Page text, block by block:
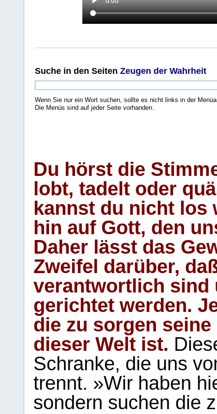
Suche in den Seiten Zeugen der Wahrheit
Wenn Sie nur ein Wort suchen, sollte es nicht links in der
Die Menüs sind auf jeder Seite vorhanden..
Du hörst die
lobt, tadelt oder
kannst du nicht los
hin auf Gott, den
Daher lässt das
Zweifel darüber,
verantwortlich sind
gerichtet werden.
die zu sorgen
dieser Welt ist.
Schranke, die uns
trennt. »Wir haben
sondern suchen die